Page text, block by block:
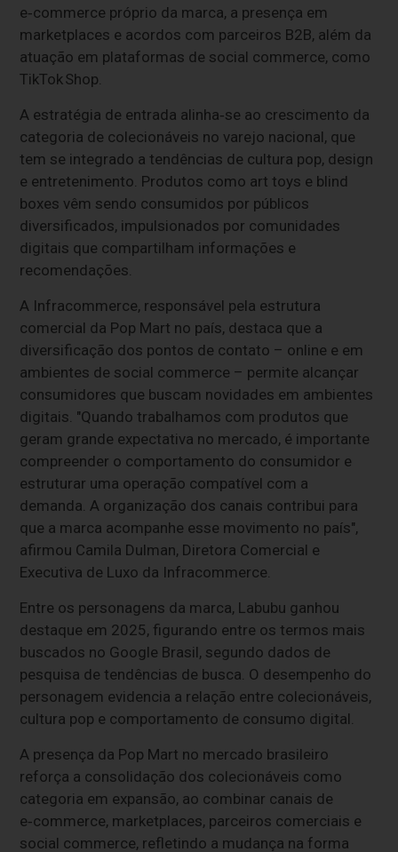
e‑commerce próprio da marca, a presença em
marketplaces e acordos com parceiros B2B, além da
atuação em plataformas de social commerce, como
TikTok Shop.
A estratégia de entrada alinha‑se ao crescimento da
categoria de colecionáveis no varejo nacional, que
tem se integrado a tendências de cultura pop, design
e entretenimento. Produtos como art toys e blind
boxes vêm sendo consumidos por públicos
diversificados, impulsionados por comunidades
digitais que compartilham informações e
recomendações.
A Infracommerce, responsável pela estrutura
comercial da Pop Mart no país, destaca que a
diversificação dos pontos de contato – online e em
ambientes de social commerce – permite alcançar
consumidores que buscam novidades em ambientes
digitais. "Quando trabalhamos com produtos que
geram grande expectativa no mercado, é importante
compreender o comportamento do consumidor e
estruturar uma operação compatível com a
demanda. A organização dos canais contribui para
que a marca acompanhe esse movimento no país",
afirmou Camila Dulman, Diretora Comercial e
Executiva de Luxo da Infracommerce.
Entre os personagens da marca, Labubu ganhou
destaque em 2025, figurando entre os termos mais
buscados no Google Brasil, segundo dados de
pesquisa de tendências de busca. O desempenho do
personagem evidencia a relação entre colecionáveis,
cultura pop e comportamento de consumo digital.
A presença da Pop Mart no mercado brasileiro
reforça a consolidação dos colecionáveis como
categoria em expansão, ao combinar canais de
e‑commerce, marketplaces, parceiros comerciais e
social commerce, refletindo a mudança na forma